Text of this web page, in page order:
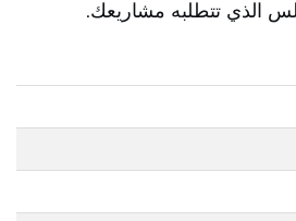
الذي تتطلبه مشاريعك.